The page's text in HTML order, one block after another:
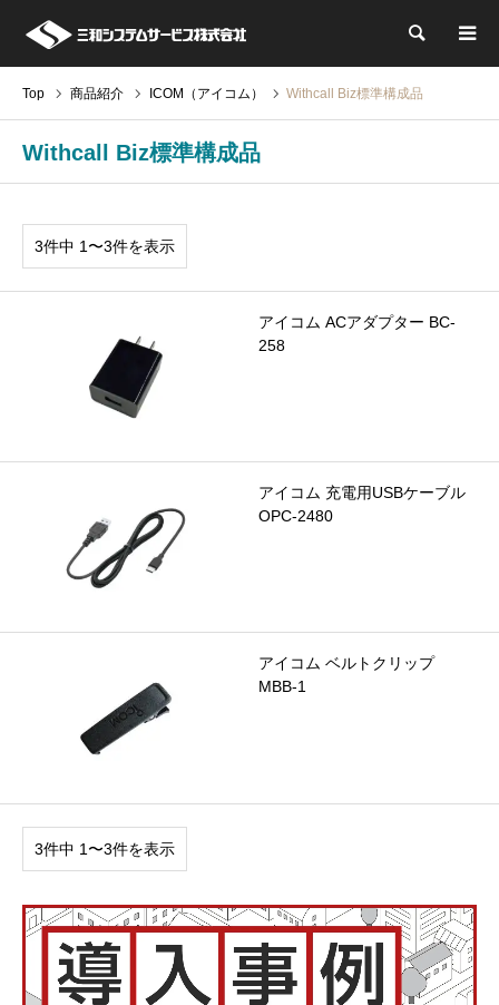
検索
Top 商品紹介 ICOM（アイコム） Withcall Biz標準構成品
Withcall Biz標準構成品
3件中 1〜3件を表示
アイコム ACアダプター BC-
258
アイコム 充電用USBケーブル
OPC-2480
アイコム ベルトクリップ
MBB-1
3件中 1〜3件を表示